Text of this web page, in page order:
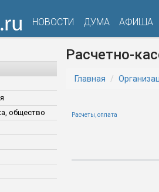
НОВОСТИ ДУМА АФИША
общество
Расчетно-
Главная
Расчеты, оплата